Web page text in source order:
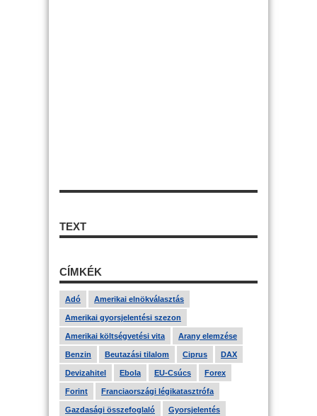
TEXT
CÍMKÉK
Adó Amerikai elnökválasztás
Amerikai gyorsjelentési szezon
Amerikai költségvetési vita Arany elemzése
Benzin Beutazási tilalom Ciprus DAX
Devizahitel Ebola EU-Csúcs Forex
Forint Franciaországi légikatasztrófa
Gazdasági összefoglaló Gyorsjelentés